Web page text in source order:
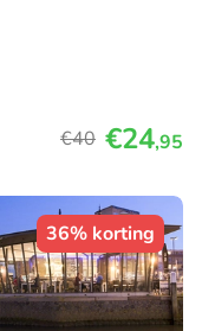
€40 €24,95
36% korting